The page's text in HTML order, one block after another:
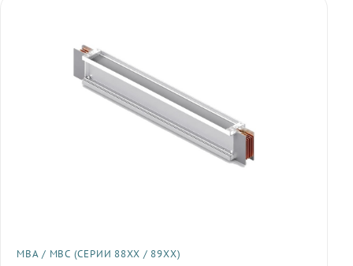
МВА / МВС (СЕРИИ 88XX / 89XX)